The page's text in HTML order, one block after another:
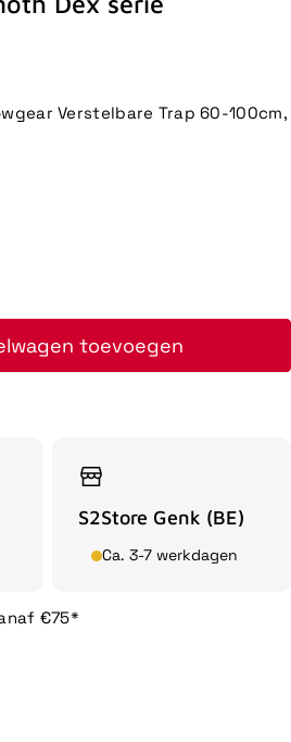
Verstelbare Trap 60-100cm,
toevoegen
S2Store Genk (BE)
Ca. 3-7 werkdagen
€75*